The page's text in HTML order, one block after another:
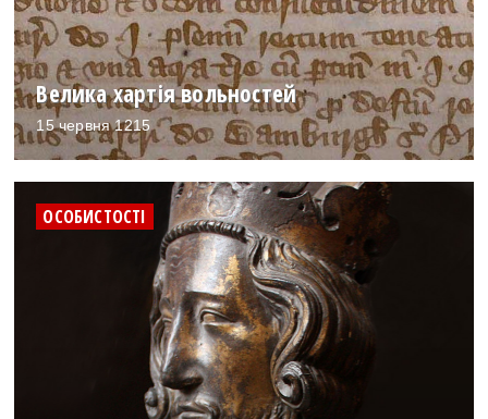
Велика хартія вольностей
15 червня 1215
ОСОБИСТОСТІ